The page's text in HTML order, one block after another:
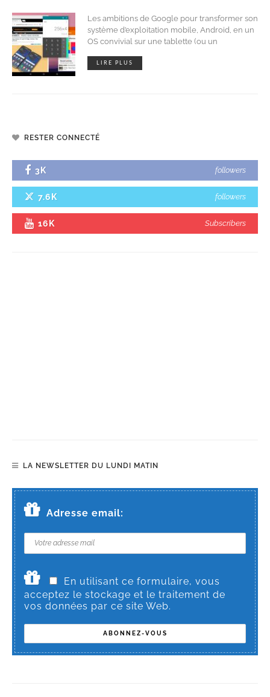
Les ambitions de Google pour transformer son
système d’exploitation mobile, Android, en un
OS convivial sur une tablette (ou un
LIRE PLUS
RESTER CONNECTÉ
3K followers
7.6K followers
16K Subscribers
LA NEWSLETTER DU LUNDI MATIN
Adresse email:
En utilisant ce formulaire, vous
acceptez le stockage et le traitement de
vos données par ce site Web.